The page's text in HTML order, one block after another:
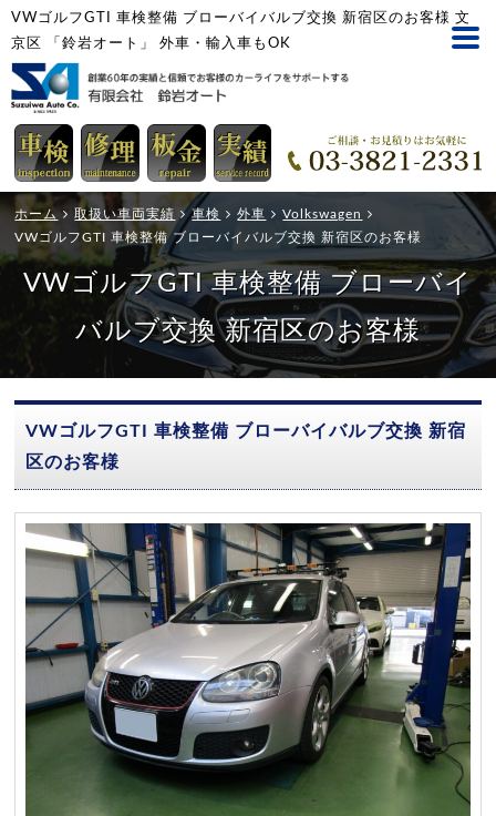
VWゴルフGTI 車検整備 ブローバイバルブ交換 新宿区のお客様 文
京区 「鈴岩オート」 外車・輸入車もOK
ホーム 取扱い車両実績 車検 外車
Volkswagen
VWゴルフGTI 車検整備 ブローバイバルブ交換 新宿区のお客様
VWゴルフGTI 車検整備 ブローバイ
バルブ交換 新宿区のお客様
VWゴルフGTI 車検整備 ブローバイバルブ交換 新宿
区のお客様